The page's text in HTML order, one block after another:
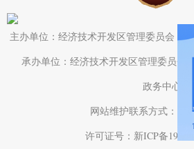
主办单位：经济技术开发区管理委员会（
承办单位：经济技术开发区管理委员会
政务中心
网站维护联系方式：
许可证号：新ICP备